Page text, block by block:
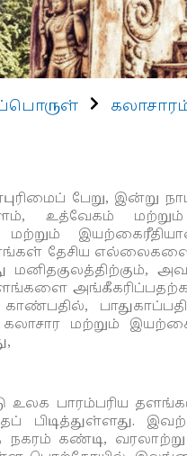
பேறு, இன்று
உத்வேகம் மற்றும்
தேசிய
மற்றும்
உலக பாரம்பரிய
பிடித்துள்ளது.
கண்டி,